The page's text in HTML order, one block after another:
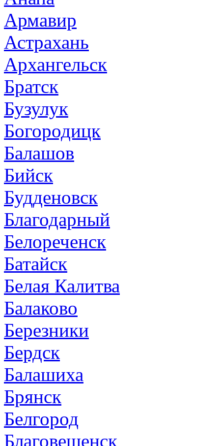
Армавир
Астрахань
Архангельск
Братск
Бузулук
Богородицк
Балашов
Бийск
Будденовск
Благодарный
Белореченск
Батайск
Белая Калитва
Балаково
Березники
Бердск
Балашиха
Брянск
Белгород
Благовещенск